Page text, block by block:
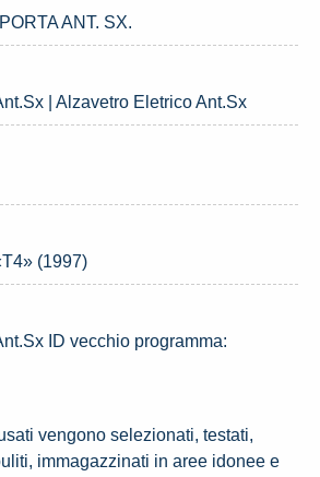
ANT. SX.
| Alzavetro Eletrico Ant.Sx
(1997)
ID vecchio programma:
vengono selezionati, testati,
immagazzinati in aree idonee e